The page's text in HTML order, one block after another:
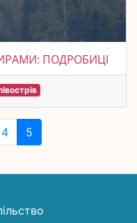
ПОДРОБИЦІ
4 5